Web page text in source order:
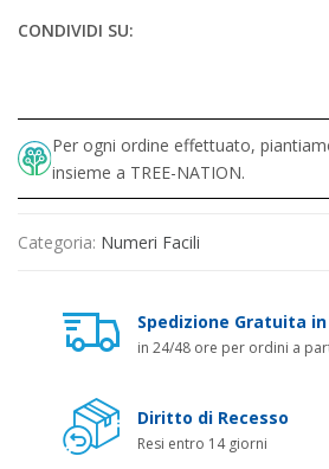
CONDIVIDI SU:
Per ogni ordine effettuato,
insieme a TREE-NATION.
Categoria: Numeri Facili
Spedizione Gratuita
in 24/48 ore per ordini a
Diritto di Recesso
Resi entro 14 giorni